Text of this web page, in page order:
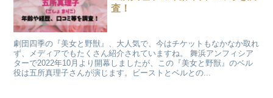
査！
劇団四季の『美女と野獣』、大人気で、今はチケットもなかなか取れ
ず、メディアでもたくさん紹介されていますね。 舞浜アンフィシア
ターで2022年10月より開幕しましたが、この『美女と野獣』のベル
役は五所真理子さんが演じます。ビーストとベルとの...